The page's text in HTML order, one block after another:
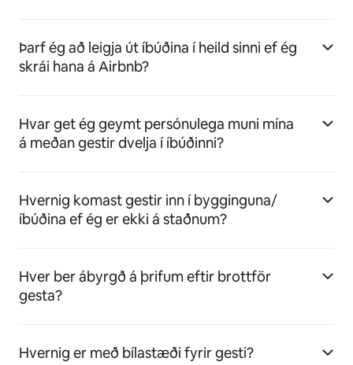
Þarf ég að leigja út íbúðina í heild sinni ef ég
skrái hana á Airbnb?
Hvar get ég geymt persónulega muni mína
á meðan gestir dvelja í íbúðinni?
Hvernig komast gestir inn í bygginguna/
íbúðina ef ég er ekki á staðnum?
Hver ber ábyrgð á þrifum eftir brottför
gesta?
Hvernig er með bílastæði fyrir gesti?